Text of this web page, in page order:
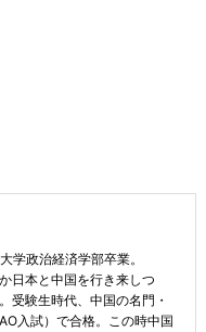
政治経済学部卒業。
日本と中国を行き来しつ
受験生時代、中国の名門・
入試）で合格。この時中国